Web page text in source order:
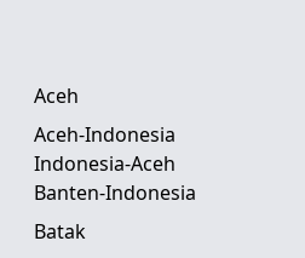
Aceh
Aceh-Indonesia
Indonesia-Aceh
Banten-Indonesia
Batak